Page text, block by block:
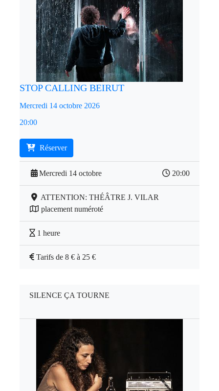
STOP CALLING BEIRUT
Mercredi 14 octobre 2026
20:00
Réserver
Mercredi 14 octobre 20:00
ATTENTION: THÉÂTRE J. VILAR
placement numéroté
1 heure
Tarifs de 8 € à 25 €
SILENCE ÇA TOURNE